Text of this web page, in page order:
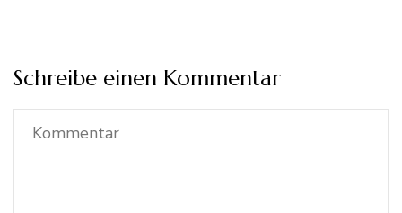
Schreibe einen Kommentar